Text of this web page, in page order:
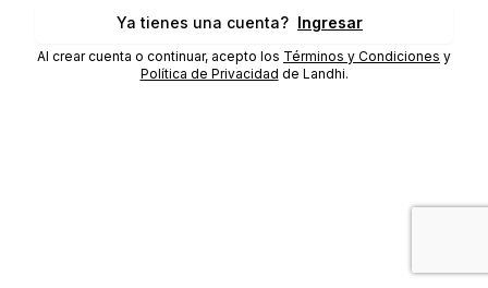
Ya tienes una cuenta? Ingresar
Al crear cuenta o continuar, acepto los Términos y Condiciones y
Política de Privacidad de Landhi.